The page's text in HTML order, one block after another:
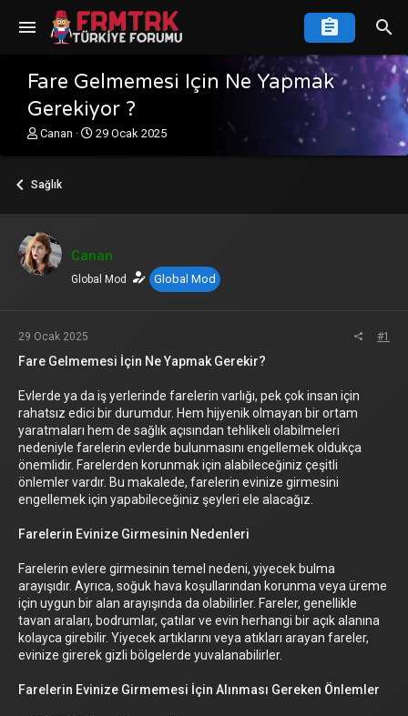
Fare Gelmemesi Için Ne Yapmak
Gerekiyor ?
K
u
u
b
a
ş
l
a
Canan
B
n
ç
t
i
29 Ocak 2025
Sağlık
Canan
Global Mod Global Mod
29 Ocak 2025 #1
Fare Gelmemesi İçin Ne Yapmak Gerekir?
Evlerde ya da iş yerlerinde farelerin varlığı, pek çok insan için
rahatsız edici bir durumdur. Hem hijyenik olmayan bir ortam
yaratmaları hem de sağlık açısından tehlikeli olabilmeleri
nedeniyle farelerin evlerde bulunmasını engellemek oldukça
önemlidir. Farelerden korunmak için alabileceğiniz çeşitli
önlemler vardır. Bu makalede, farelerin evinize girmesini
engellemek için yapabileceğiniz şeyleri ele alacağız.
Farelerin Evinize Girmesinin Nedenleri
Farelerin evlere girmesinin temel nedeni, yiyecek bulma
arayışıdır. Ayrıca, soğuk hava koşullarından korunma veya üreme
için uygun bir alan arayışında da olabilirler. Fareler, genellikle
tavan araları, bodrumlar, çatılar ve evin herhangi bir açık alanına
kolayca girebilir. Yiyecek artıklarını veya atıkları arayan fareler,
evinize girerek gizli bölgelerde yuvalanabilirler.
Farelerin Evinize Girmemesi İçin Alınması Gereken Önlemler